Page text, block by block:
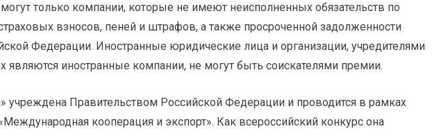
только компании, которые не имеют неисполненных обязательств по
взносов, пеней и штрафов, а также просроченной задолженности
Федерации. Иностранные юридические лица и организации, учредителями
являются иностранные компании, не могут быть соискателями премии.
учреждена Правительством Российской Федерации и проводится в рамках
кооперация и экспорт». Как всероссийский конкурс она